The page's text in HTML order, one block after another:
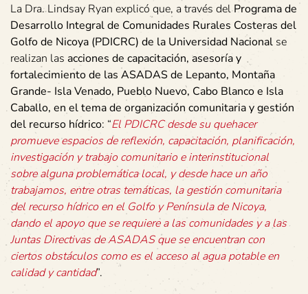
La Dra. Lindsay Ryan explicó que, a través delPrograma de
Desarrollo Integral de Comunidades Rurales Costeras del
Golfo de Nicoya (PDICRC) de la Universidad Nacional se
realizan las acciones de capacitación, asesoría y
fortalecimiento de las ASADAS de Lepanto, Montaña
Grande- Isla Venado, Pueblo Nuevo, Cabo Blanco e Isla
Caballo, en el tema de organización comunitaria y gestión
del recurso hídrico: “El PDICRC desde su quehacer
promueve espacios de reflexión, capacitación, planificación,
investigación y trabajo comunitario e interinstitucional
sobre alguna problemática local, y desde hace un año
trabajamos, entre otras temáticas, la gestión comunitaria
del recurso hídrico en el Golfo y Península de Nicoya,
dando el apoyo que se requiere a las comunidades y a las
Juntas Directivas de ASADAS que se encuentran con
ciertos obstáculos como es el acceso al agua potable en
calidad y cantidad”.